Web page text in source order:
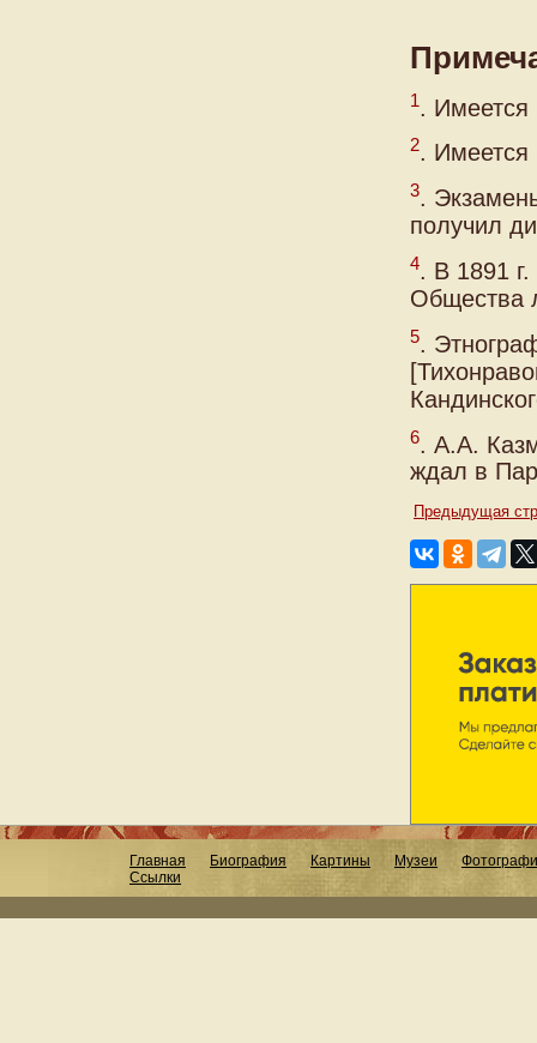
1 .
2. Имеется
3.
получил
4. В 1891
Общества
5.
6. А.А.
ждал в
Предыдущая
Главная Биография Картины Музеи
Ссылки